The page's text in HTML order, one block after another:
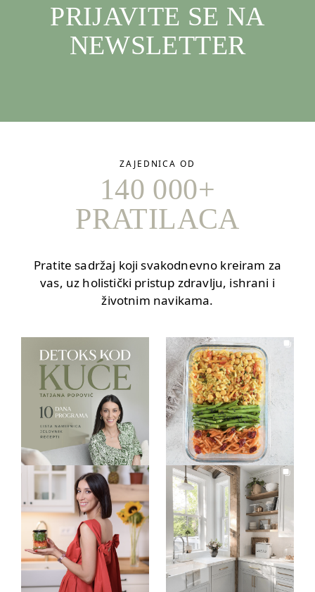
PRIJAVITE SE NA
NEWSLETTER
ZAJEDNICA OD
140 000+
PRATILACA
Pratite sadržaj koji svakodnevno kreiram za
vas, uz holistički pristup zdravlju, ishrani i
životnim navikama.